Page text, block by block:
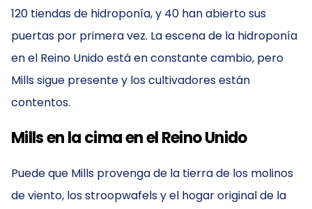
120 tiendas de hidroponía, y 40 han abierto sus
puertas por primera vez. La escena de la hidroponía
en el Reino Unido está en constante cambio, pero
Mills sigue presente y los cultivadores están
contentos.
Mills en la cima en el Reino Unido
Puede que Mills provenga de la tierra de los molinos
de viento, los stroopwafels y el hogar original de la